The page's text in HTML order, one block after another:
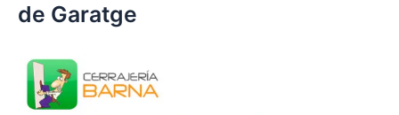
de Garatge